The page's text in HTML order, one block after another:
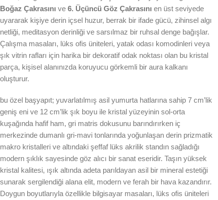
Boğaz Çakrasını ve 6. Üçüncü Göz Çakrasını en üst seviyede
uyararak kişiye derin içsel huzur, berrak bir ifade gücü, zihinsel algı
netliği, meditasyon derinliği ve sarsılmaz bir ruhsal denge bağışlar.
Çalışma masaları, lüks ofis üniteleri, yatak odası komodinleri veya
şık vitrin rafları için harika bir dekoratif odak noktası olan bu kristal
parça, kişisel alanınızda koruyucu görkemli bir aura kalkanı
oluşturur.
bu özel başyapıt; yuvarlatılmış asil yumurta hatlarına sahip 7 cm’lik
geniş eni ve 12 cm’lik şık boyu ile kristal yüzeyinin sol-orta
kuşağında hafif ham, gri matris dokusunu barındırırken iç
merkezinde dumanlı gri-mavi tonlarında yoğunlaşan derin prizmatik
makro kristalleri ve altındaki şeffaf lüks akrilik standın sağladığı
modern şıklık sayesinde göz alıcı bir sanat eseridir. Taşın yüksek
kristal kalitesi, ışık altında adeta parıldayan asil bir mineral estetiği
sunarak sergilendiği alana elit, modern ve ferah bir hava kazandırır.
Doygun boyutlarıyla özellikle bilgisayar masaları, lüks ofis üniteleri